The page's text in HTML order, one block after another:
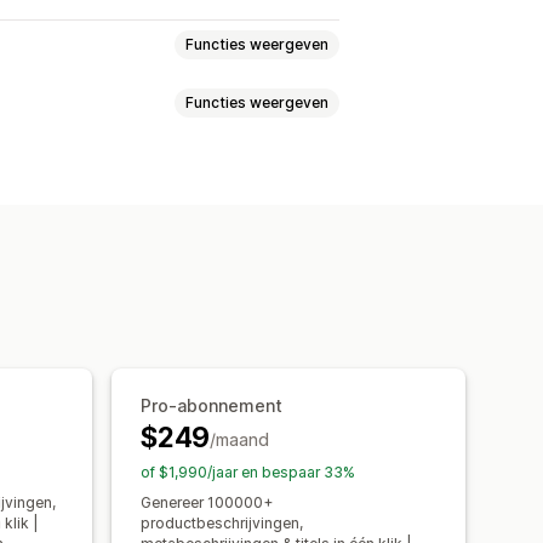
Functies weergeven
SEO-audits
Functies weergeven
|
Pro-abonnement
$249/maand
of $1,990/jaar en bespaar 33%
Genereer 100000+
productbeschrijvingen,